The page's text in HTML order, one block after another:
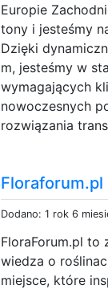
Europie
tony i jesteśmy
Dzięki
m, jesteśmy w
wymagających
nowoczesnych
rozwiązania
Floraforum.pl
Dodano: 1 rok 6
FloraForum.pl to
wiedza o
miejsce, które